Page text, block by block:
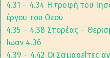
4.31 – 4.34 Η τροφή του
έργου του Θεού
4.35 – 4.38 Σπορέας –
Ιωαν 4.36
4.39 – 4.42 Οι Σαμαρείτες